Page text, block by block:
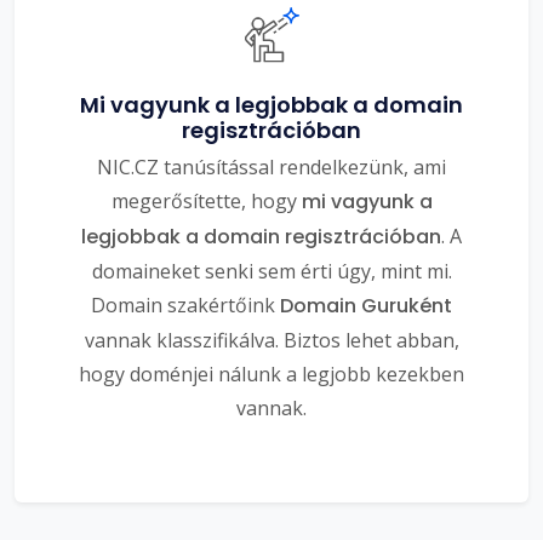
Mi vagyunk a legjobbak a domain
regisztrációban
NIC.CZ tanúsítással rendelkezünk, ami
megerősítette, hogy mi vagyunk a
legjobbak a domain regisztrációban. A
domaineket senki sem érti úgy, mint mi.
Domain szakértőink Domain Guruként
vannak klasszifikálva. Biztos lehet abban,
hogy doménjei nálunk a legjobb kezekben
vannak.